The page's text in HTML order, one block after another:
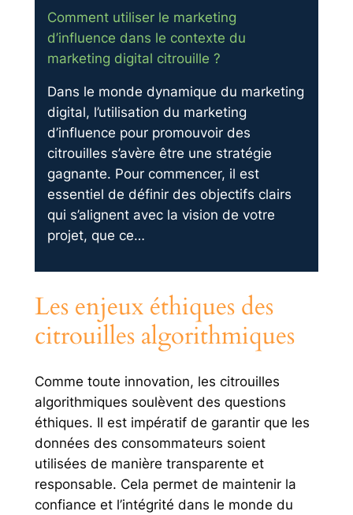
Comment utiliser le marketing
d’influence dans le contexte du
marketing digital citrouille ?
Dans le monde dynamique du marketing
digital, l’utilisation du marketing
d’influence pour promouvoir des
citrouilles s’avère être une stratégie
gagnante. Pour commencer, il est
essentiel de définir des objectifs clairs
qui s’alignent avec la vision de votre
projet, que ce…
Les enjeux éthiques des
citrouilles algorithmiques
Comme toute innovation, les citrouilles
algorithmiques soulèvent des questions
éthiques. Il est impératif de garantir que les
données des consommateurs soient
utilisées de manière transparente et
responsable. Cela permet de maintenir la
confiance et l’intégrité dans le monde du